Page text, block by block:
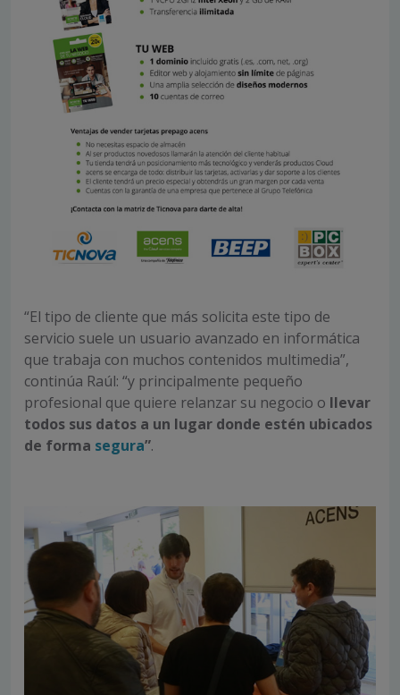
“El tipo de cliente que más solicita este tipo de
servicio suele un usuario avanzado en informática
que trabaja con muchos contenidos multimedia”,
continúa Raúl: “y principalmente pequeño
profesional que quiere relanzar su negocio o llevar
todos sus datos a un lugar donde estén ubicados
de forma segura”.